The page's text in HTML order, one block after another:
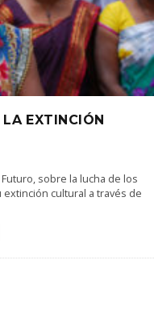
EXTINCIÓN
sobre la lucha de los
cultural a través de